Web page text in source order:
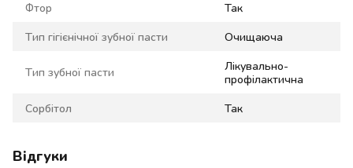
Фтор Так
Тип гігієнічної зубної пасти Очищаюча
Тип зубної пасти
Лікувально-
профілактична
Сорбітол Так
Відгуки